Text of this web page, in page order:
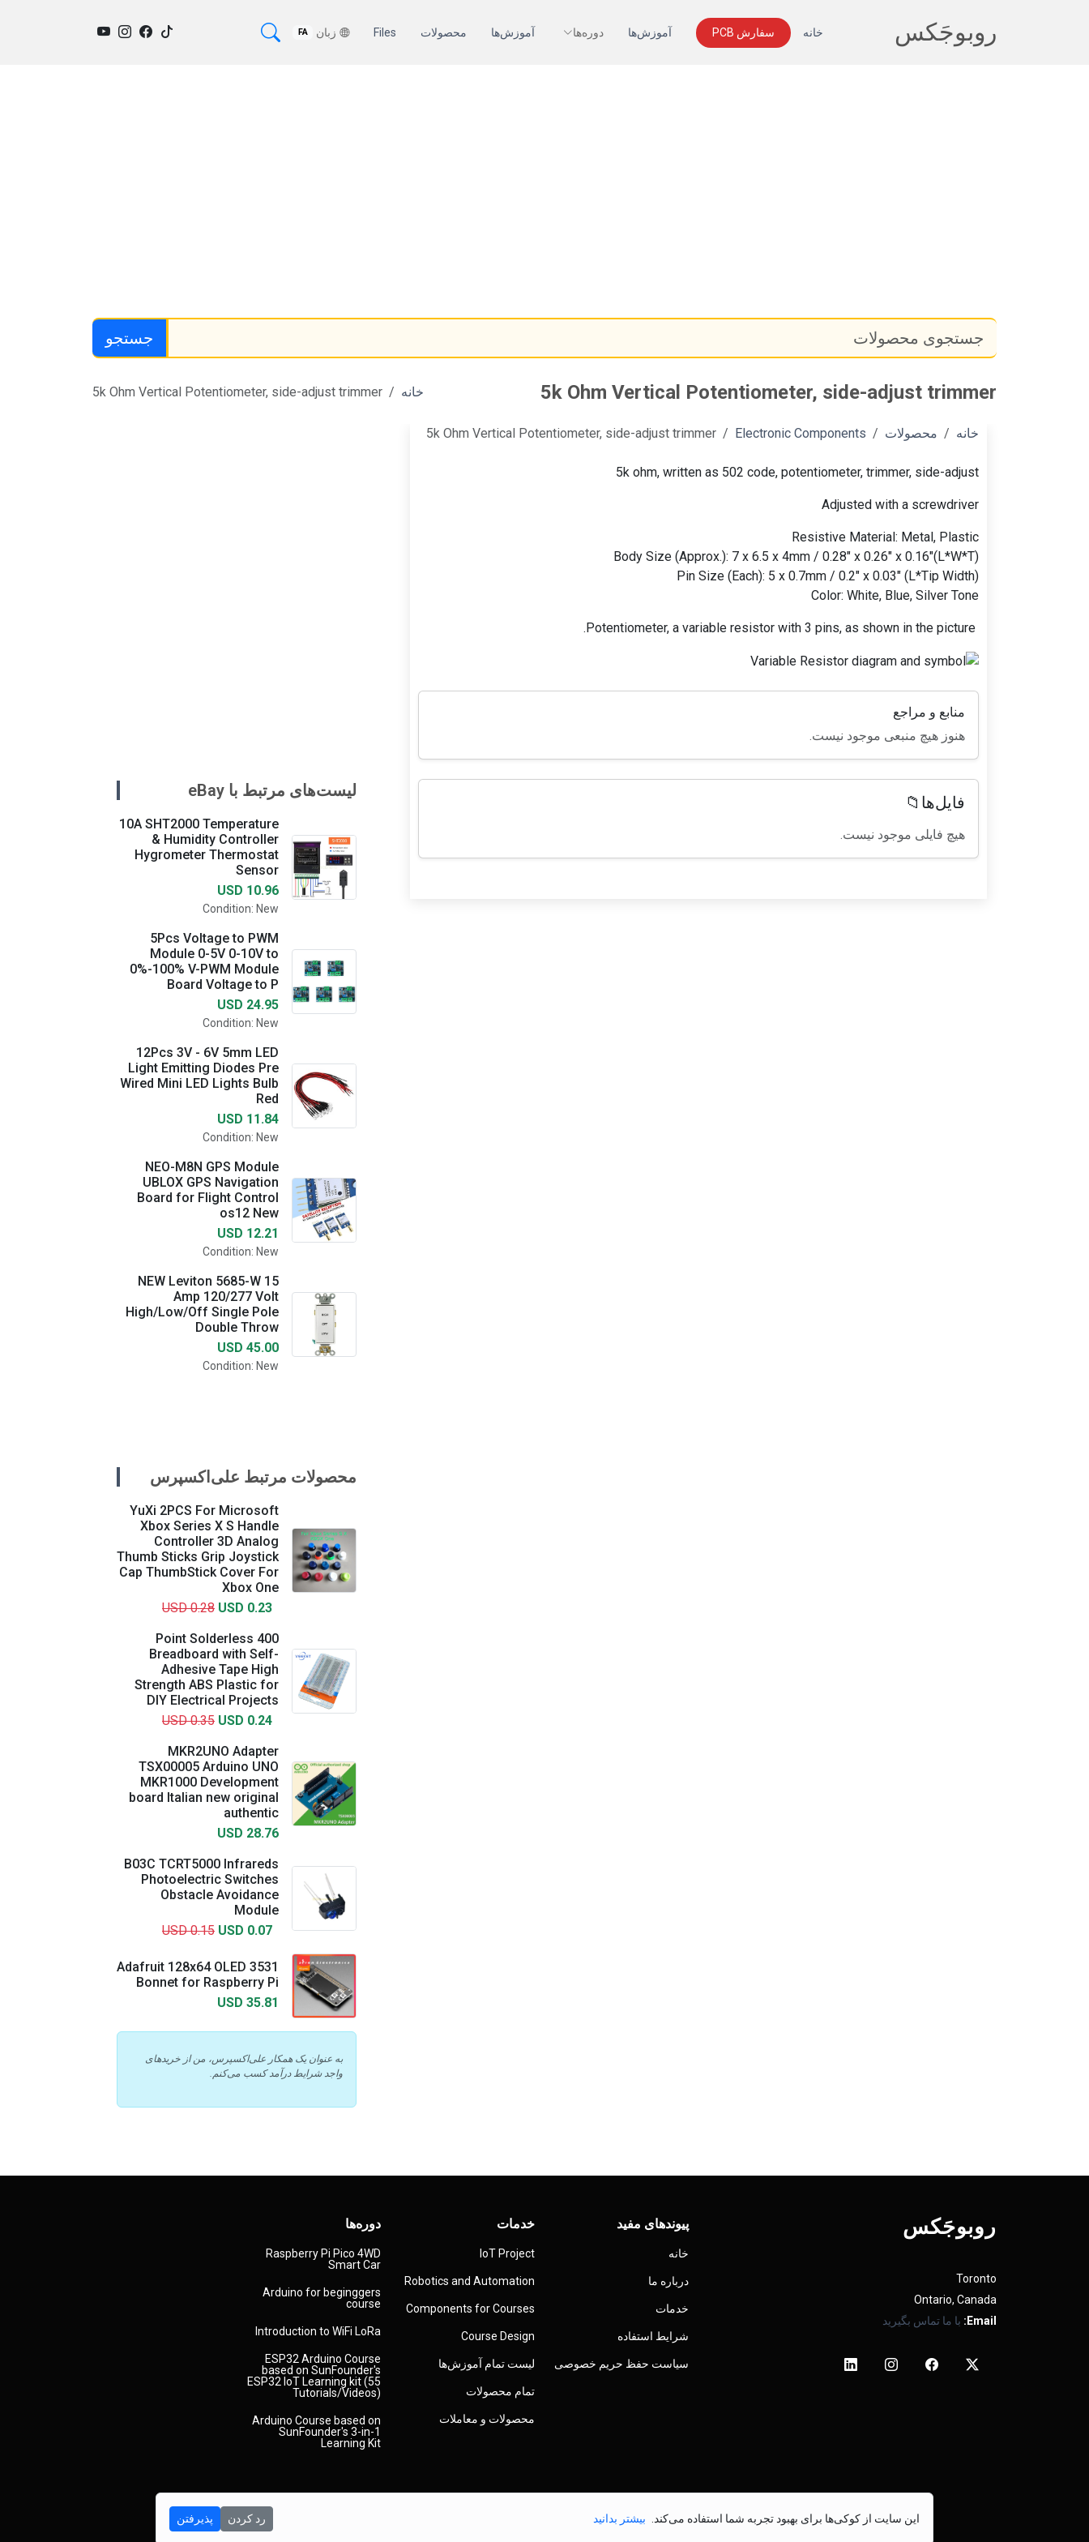
این سایت از کوکی‌ها برای بهبود تجربه شما استفاده می‌کند. بیشتر بدانید رد کردن پذیرفتن
روبوجَکس خانه سفارش PCB آموزش‌ها دوره‌ها آموزش‌ها محصولات Files زبان FA
جستجو
5k Ohm Vertical Potentiometer, side-adjust trimmer خانه 5k Ohm Vertical Potentiometer, side-adjust trimmer
خانه محصولات Electronic Components
5k Ohm Vertical Potentiometer, side-adjust trimmer
5k ohm, written as 502 code, potentiometer, trimmer, side-adjust
Adjusted with a screwdriver
Resistive Material: Metal, Plastic
Body Size (Approx.): 7 x 6.5 x 4mm / 0.28" x 0.26" x 0.16"(L*W*T)
Pin Size (Each): 5 x 0.7mm / 0.2" x 0.03" (L*Tip Width)
Color: White, Blue, Silver Tone
منابع و مراجع
هنوز هیچ منبعی موجود نیست.
فایل‌ها📁
هیچ فایلی موجود نیست.
لیست‌های مرتبط با eBay
10A SHT2000 Temperature
& Humidity Controller
Hygrometer Thermostat
Sensor
USD 10.96
Condition: New
5Pcs Voltage to PWM
Module 0-5V 0-10V to
0%-100% V-PWM Module
Board Voltage to P
USD 24.95
Condition: New
12Pcs 3V - 6V 5mm LED
Light Emitting Diodes Pre
Wired Mini LED Lights Bulb
Red
USD 11.84
Condition: New
NEO-M8N GPS Module
UBLOX GPS Navigation
Board for Flight Control
os12 New
USD 12.21
Condition: New
NEW Leviton 5685-W 15
Amp 120/277 Volt
High/Low/Off Single Pole
Double Throw
USD 45.00
Condition: New
محصولات مرتبط علی‌اکسپرس
YuXi 2PCS For Microsoft
Xbox Series X S Handle
Controller 3D Analog
Thumb Sticks Grip Joystick
Cap ThumbStick Cover For
Xbox One
USD 0.28 USD 0.23
400 Point Solderless
Breadboard with Self-
Adhesive Tape High
Strength ABS Plastic for
DIY Electrical Projects
USD 0.35 USD 0.24
MKR2UNO Adapter
TSX00005 Arduino UNO
MKR1000 Development
board Italian new original
authentic
USD 28.76
B03C TCRT5000 Infrareds
Photoelectric Switches
Obstacle Avoidance
Module
USD 0.15 USD 0.07
3531 Adafruit 128x64 OLED
Bonnet for Raspberry Pi
USD 35.81
به عنوان یک همکار علی‌اکسپرس، من از خریدهای
واجد شرایط درآمد کسب می‌کنم.
روبوجَکس
Toronto
Ontario, Canada
Email:
با ما تماس بگیرید
پیوندهای مفید
خانه
درباره ما
خدمات
شرایط استفاده
سیاست حفظ حریم خصوصی
خدمات
IoT Project
Robotics and Automation
Components for Courses
Course Design
لیست تمام آموزش‌ها
تمام محصولات
محصولات و معاملات
دوره‌ها
Raspberry Pi Pico 4WD
Smart Car
Arduino for beginggers
course
Introduction to WiFi LoRa
ESP32 Arduino Course
based on SunFounder's
ESP32 IoT Learning kit (55
Tutorials/Videos)
Arduino Course based on
SunFounder's 3-in-1
Learning Kit
کپی‌رایت